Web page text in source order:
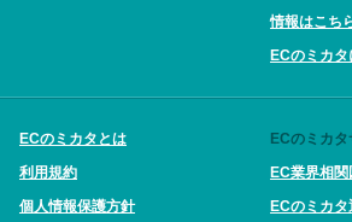
情報はこち
ECのミカ
ECのミカタとは
利用規約
個人情報保護方針
ECのミカ
EC業界相関
ECのミカタ